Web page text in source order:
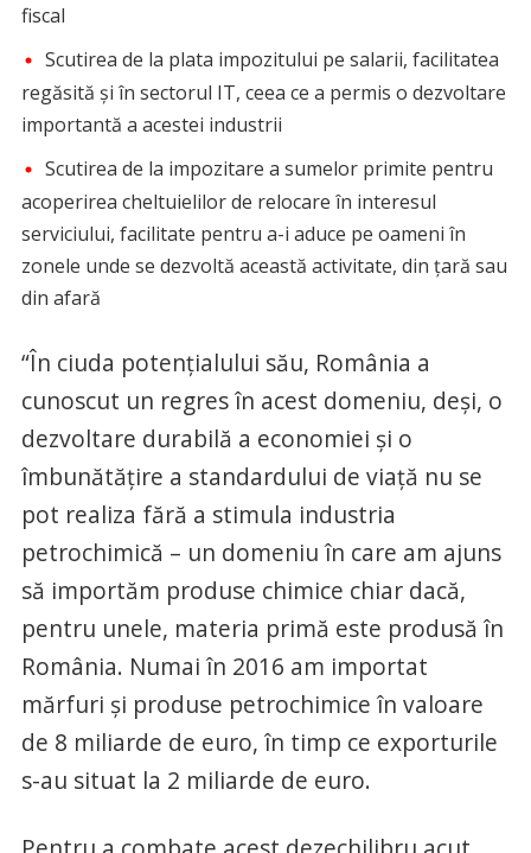
fiscal
Scutirea de la plata impozitului pe salarii, facilitatea
regăsită și în sectorul IT, ceea ce a permis o dezvoltare
importantă a acestei industrii
Scutirea de la impozitare a sumelor primite pentru
acoperirea cheltuielilor de relocare în interesul
serviciului, facilitate pentru a-i aduce pe oameni în
zonele unde se dezvoltă această activitate, din țară sau
din afară
“În ciuda potențialului său, România a
cunoscut un regres în acest domeniu, deși, o
dezvoltare durabilă a economiei și o
îmbunătățire a standardului de viață nu se
pot realiza fără a stimula industria
petrochimică – un domeniu în care am ajuns
să importăm produse chimice chiar dacă,
pentru unele, materia primă este produsă în
România. Numai în 2016 am importat
mărfuri și produse petrochimice în valoare
de 8 miliarde de euro, în timp ce exporturile
s-au situat la 2 miliarde de euro.